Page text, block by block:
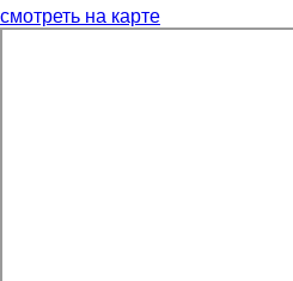
смотреть на карте